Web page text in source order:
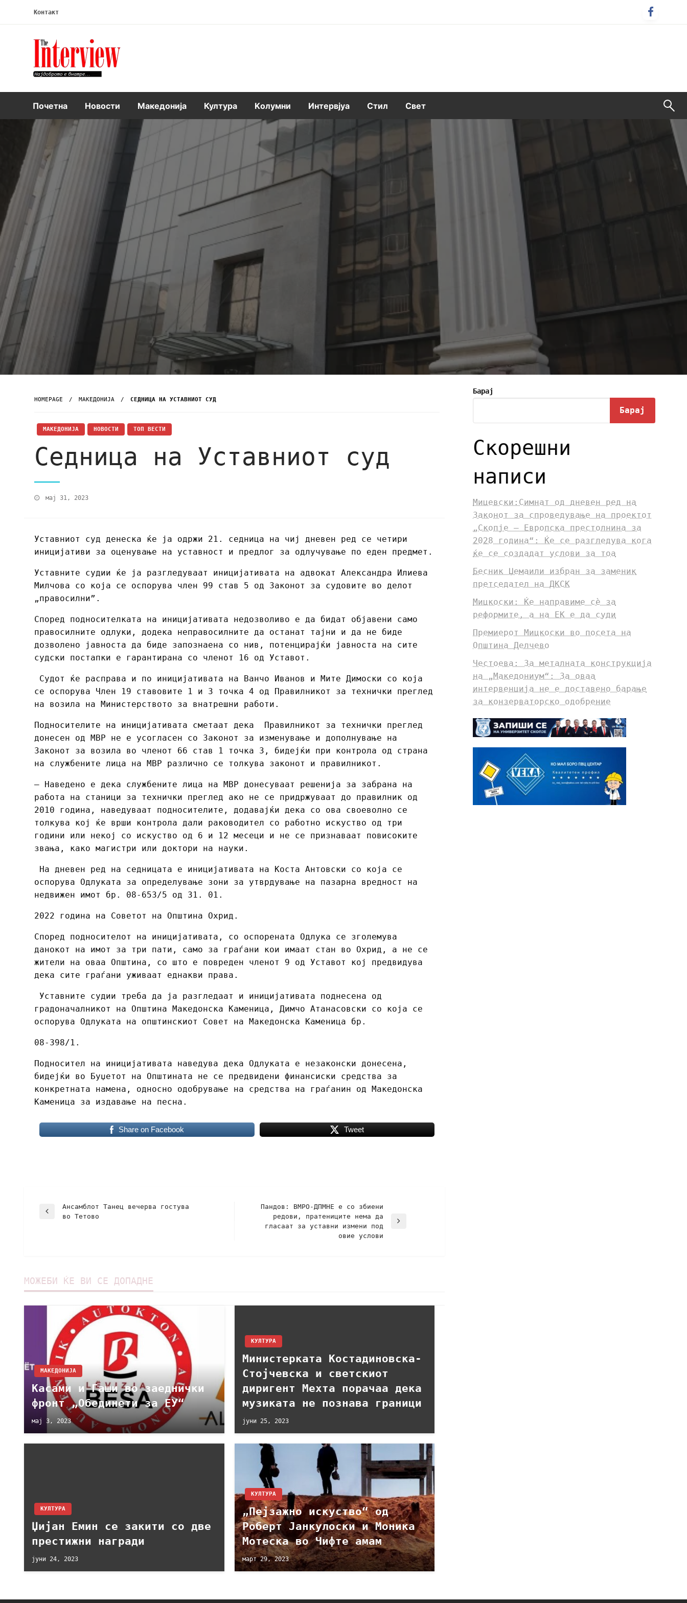
Контакт
Интервју
Почетна Новости Македонија Култура Kолумни Интервјуа Стил Свет
HOMEPAGE МАКЕДОНИЈА СЕДНИЦА НА УСТАВНИОТ СУД
МАКЕДОНИЈА НОВОСТИ ТОП ВЕСТИ
Седница на Уставниот суд
мај 31, 2023
Уставниот суд денеска ќе ја одржи 21. седница на чиј дневен ред се четири
иницијативи за оценување на уставност и предлог за одлучување по еден предмет.
Уставните судии ќе ја разгледуваат иницијативата на адвокат Александра Илиева
Милчова со која се оспорува член 99 став 5 од Законот за судовите во делот
„правосилни”.
Според подносителката на иницијативата недозволиво е да бидат објавени само
правосилните одлуки, додека неправосилните да останат тајни и да не биде
дозволено јавноста да биде запознаена со нив, потенцирајќи јавноста на сите
судски постапки е гарантирана со членот 16 од Уставот.
Судот ќе расправа и по иницијативата на Ванчо Иванов и Мите Димоски со која
се оспорува Член 19 ставовите 1 и 3 точка 4 од Правилникот за технички преглед
на возила на Министерството за внатрешни работи.
Подносителите на иницијативата сметаат дека Правилникот за технички преглед
донесен од МВР не е усогласен со Законот за изменување и дополнување на
Законот за возила во членот 66 став 1 точка 3, бидејќи при контрола од страна
на службените лица на МВР различно се толкува законот и правилникот.
– Наведено е дека службените лица на МВР донесуваат решенија за забрана на
работа на станици за технички преглед ако не се придржуваат до правилник од
2010 година, наведуваат подносителите, додавајќи дека со ова своеволно се
толкува кој ќе врши контрола дали раководител со работно искуство од три
години или некој со искуство од 6 и 12 месеци и не се признаваат повисоките
звања, како магистри или доктори на науки.
На дневен ред на седницата е иницијативата на Коста Антовски со која се
оспорува Одлуката за определување зони за утврдување на пазарна вредност на
недвижен имот бр. 08-653/5 од 31. 01.
2022 година на Советот на Општина Охрид.
Според подносителот на иницијативата, со оспорената Одлука се зголемува
данокот на имот за три пати, само за граѓани кои имаат стан во Охрид, а не се
жители на оваа Општина, со што е повреден членот 9 од Уставот кој предвидува
дека сите граѓани уживаат еднакви права.
Уставните судии треба да ја разгледаат и иницијативата поднесена од
градоначалникот на Општина Македонска Каменица, Димчо Атанасовски со која се
оспорува Oдлуката на општинскиот Совет на Македонска Каменица бр.
08-398/1.
Подносител на иницијативата наведува дека Одлуката е незаконски донесена,
бидејќи во Буџетот на Општината не се предвидени финансиски средства за
конкретната намена, односно одобрување на средства на граѓанин од Македонска
Каменица за издавање на песна.
Share on Facebook Tweet
Ансамблот Танец вечерва гостува
во Тетово
Пандов: ВМРО-ДПМНЕ е со збиени
редови, пратениците нема да
гласаат за уставни измени под
овие услови
МОЖЕБИ ЌЕ ВИ СЕ ДОПАДНЕ
МАКЕДОНИЈА
Касами и Гаши во заеднички
фронт „Обединети за ЕУ“
мај 3, 2023
КУЛТУРА
Министерката Костадиновска-
Стојчевска и светскиот
диригент Мехта порачаа дека
музиката не познава граници
јуни 25, 2023
КУЛТУРА
Џијан Емин се закити со две
престижни награди
јуни 24, 2023
КУЛТУРА
„Пејзажно искуство“ од
Роберт Јанкулоски и Моника
Мотеска во Чифте амам
март 29, 2023
Барај
Барај
Скорешни
написи
Мицевски:Симнат од дневен ред на
Законот за спроведување на проектот
„Скопје – Европска престолнина за
2028 година“: Ќе се разгледува кога
ќе се создадат услови за тоа
Бесник Џемаили избран за заменик
претседател на ДКСК
Мицкоски: Ќе направиме сè за
реформите, а на ЕК е да суди
Премиерот Мицкоски во посета на
Општина Делчево
Честоева: За металната конструкција
на „Македониум“: За оваа
интервенција не е доставено барање
за конзерваторско одобрение